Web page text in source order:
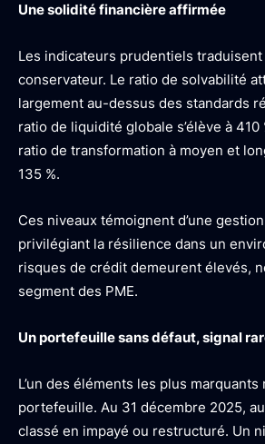
Une solidité financière affirmée
Les indicateurs prudentiels
conservateur. Le ratio de solvabilité
largement au-dessus des standards
ratio de liquidité globale s’élève à 410
ratio de transformation à moyen et
135 %.
Ces niveaux témoignent d’une
privilégiant la résilience dans un
risques de crédit demeurent élevés,
segment des PME.
Un portefeuille sans défaut, signal
L’un des éléments les plus
portefeuille. Au 31 décembre 2025,
classé en impayé ou restructuré. Un